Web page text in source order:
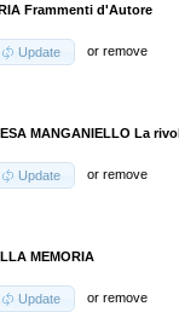
Frammenti d'Autore
Update orremove
MANGANIELLO La
Update orremove
MEMORIA
Update orremove